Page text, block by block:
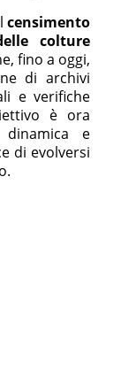
censimento
colture
fino a oggi,
di archivi
e verifiche
è ora
e
di evolversi